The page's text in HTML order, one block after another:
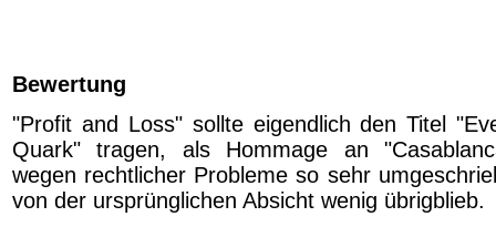
Bewertung
"Profit and Loss" sollte eigendlich den Titel
Quark" tragen, als Hommage an
wegen rechtlicher Probleme so sehr
von der ursprünglichen Absicht wenig übrigblieb.